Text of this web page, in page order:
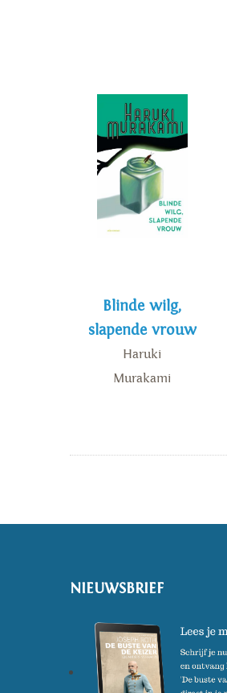
Blinde wilg,
slapende vrouw
Haruki
Murakami
NIEUWSBRIEF